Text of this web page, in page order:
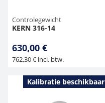
Controlegewicht
KERN 316-14
630,00 €
762,30 € incl. btw.
Kalibratie beschikbaar